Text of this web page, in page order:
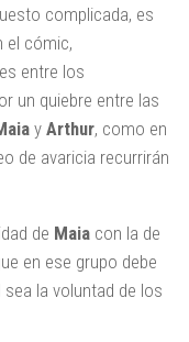
complicada, es
el cómic,
entre los
un quiebre entre las
y Arthur, como en
de avaricia recurrirán
de Maia con la de
en ese grupo debe
la voluntad de los